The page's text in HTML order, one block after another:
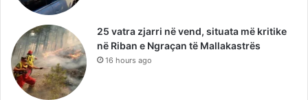
25 vatra zjarri në vend, situata më kritike
në Riban e Ngraçan të Mallakastrës
16 hours ago